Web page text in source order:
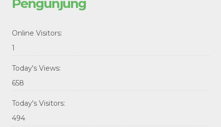
Pengunjung
Online Visitors:
1
Today's Views:
658
Today's Visitors:
494